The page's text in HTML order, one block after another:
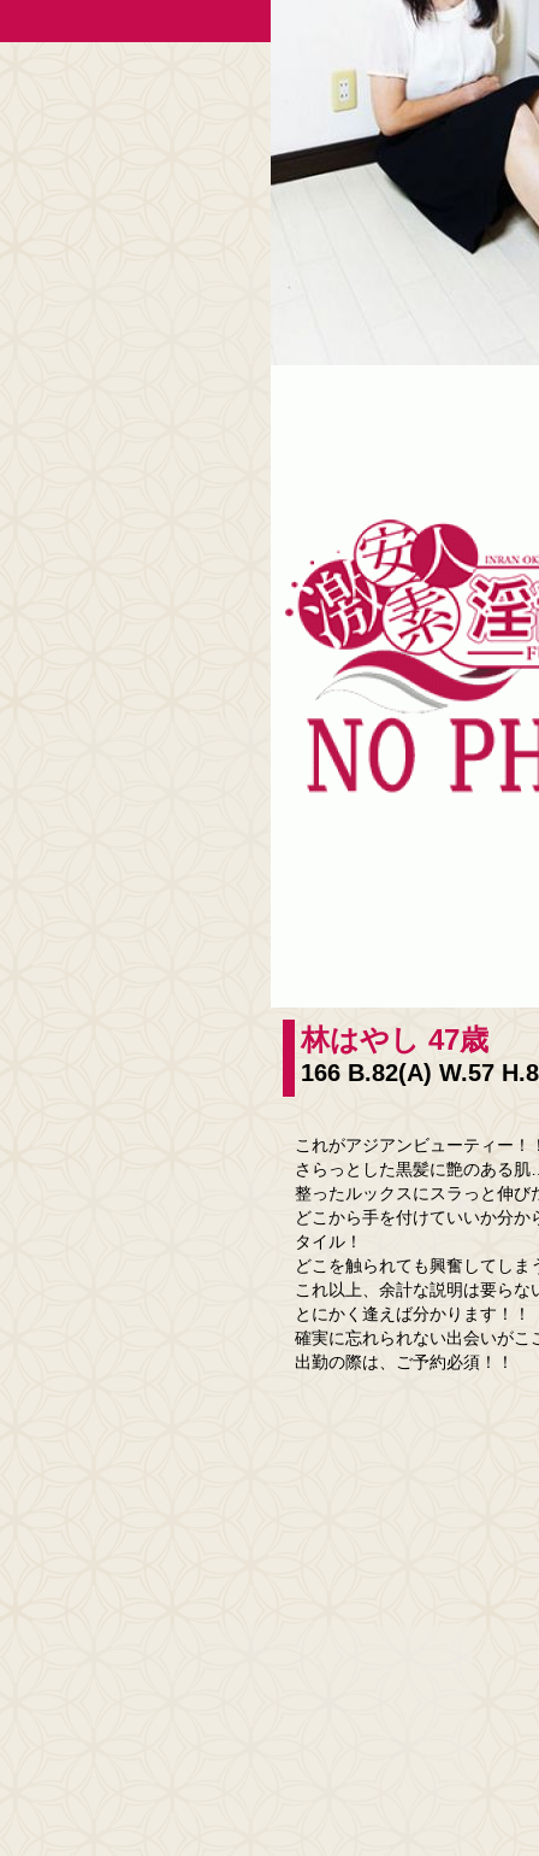
林はやし 47歳
166 B.82(A) W.57
これがアジアンビューティー！
さらっとした黒髪に艶のある
整ったルックスにスラっと伸
どこから手を付けていいか分か
タイル！
どこを触られても興奮してしま
これ以上、余計な説明は要らな
とにかく逢えば分かります！！
確実に忘れられない出会いがこ
出勤の際は、ご予約必須！！
(C)2018 激安素人